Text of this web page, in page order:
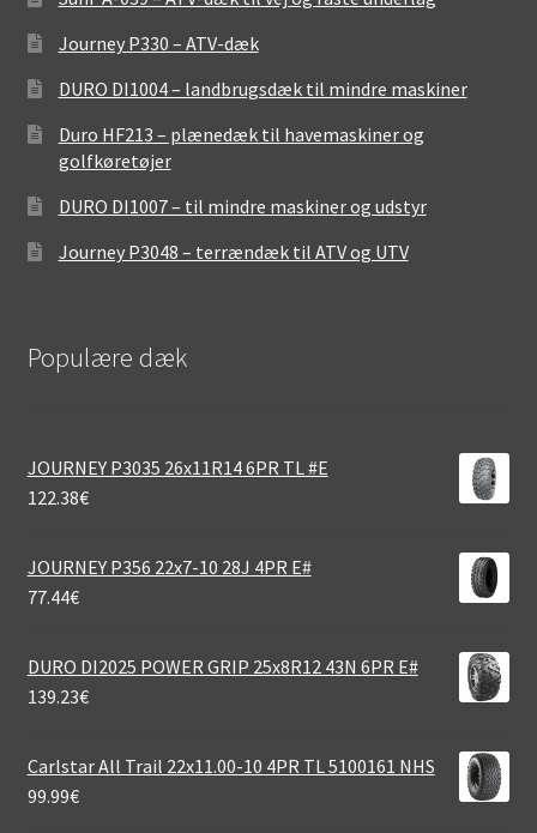
Journey P330 – ATV-dæk
DURO DI1004 – landbrugsdæk til mindre maskiner
Duro HF213 – plænedæk til havemaskiner og
golfkøretøjer
DURO DI1007 – til mindre maskiner og udstyr
Journey P3048 – terrændæk til ATV og UTV
Populære dæk
JOURNEY P3035 26x11R14 6PR TL #E
122.38€
JOURNEY P356 22x7-10 28J 4PR E#
77.44€
DURO DI2025 POWER GRIP 25x8R12 43N 6PR E#
139.23€
Carlstar All Trail 22x11.00-10 4PR TL 5100161 NHS
99.99€